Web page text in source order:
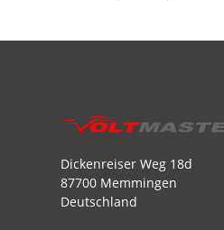
Dickenreiser Weg 18d
87700 Memmingen
Deutschland